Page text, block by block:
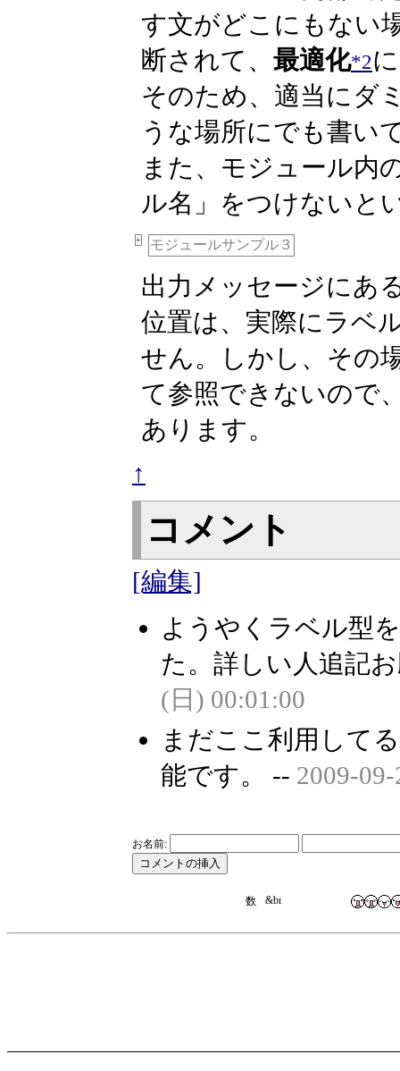
す文がどこにもない
断されて、 最適化*2
そのため、適当にダ
うな場所にでも書い
また、モジュール内
ル名」をつけないと
+ モジュールサンプル３
出力メッセージにあ
位置は、実際にラベ
せん。しかし、その
て参照できないので
あります。
↑
コメント
[編集]
ようやくラベル型
た。詳しい人追記
(日) 00:01:00
まだここ利用して
能です。 -- 2009-
お名前: